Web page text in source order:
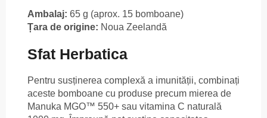
Ambalaj: 65 g (aprox. 15 bomboane)
Țara de origine: Noua Zeelandă
Sfat Herbatica
Pentru susținerea complexă a imunității, combinați
aceste bomboane cu produse precum mierea de
Manuka MGO™ 550+ sau vitamina C naturală